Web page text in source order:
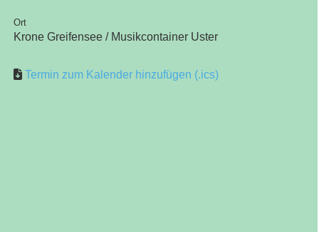
Ort
Krone Greifensee / Musikcontainer Uster
Termin zum Kalender hinzufügen (.ics)